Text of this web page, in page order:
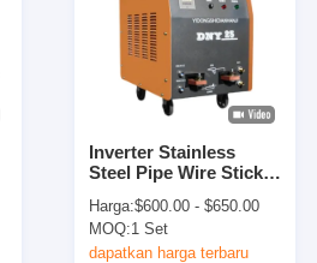
Inverter Stainless
Steel Pipe Wire Stick
Welding Machine
Portable
Harga:$600.00 - $650.00
MOQ:1 Set
dapatkan harga terbaru